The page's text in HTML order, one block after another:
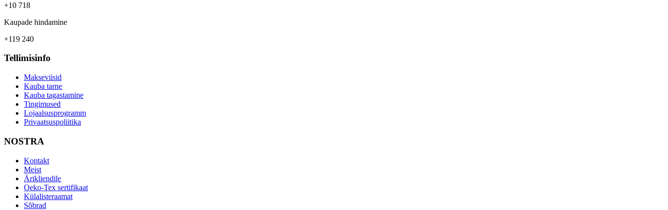
+10 718
Kaupade hindamine
+119 240
Tellimisinfo
Makseviisid
Kauba tarne
Kauba tagastamine
Tingimused
Lojaalsusprogramm
Privaatsuspoliitika
NOSTRA
Kontakt
Meist
Ärikliendile
Oeko-Tex sertifikaat
Külalisteraamat
Sõbrad